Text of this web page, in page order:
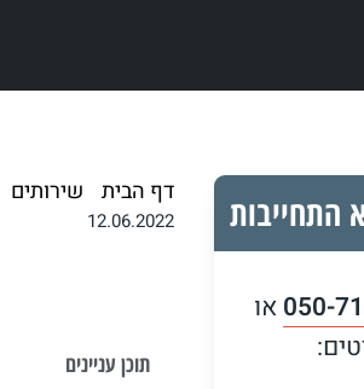
התחייבות
050-או
דף הבית שירותים
12.06.2022
תוכן עניינים